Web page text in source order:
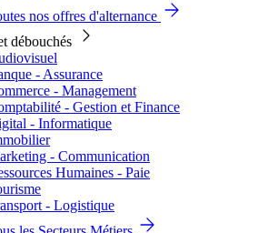
nos offres d'alternance
débouchés
- Assurance
- Management
- Gestion et Finance
- Informatique
- Communication
Humaines - Paie
- Logistique